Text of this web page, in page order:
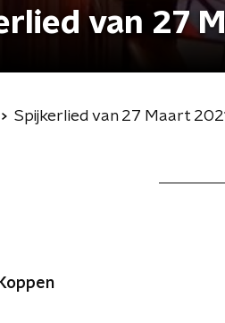
van 27
Spijkerlied van 27 Maart